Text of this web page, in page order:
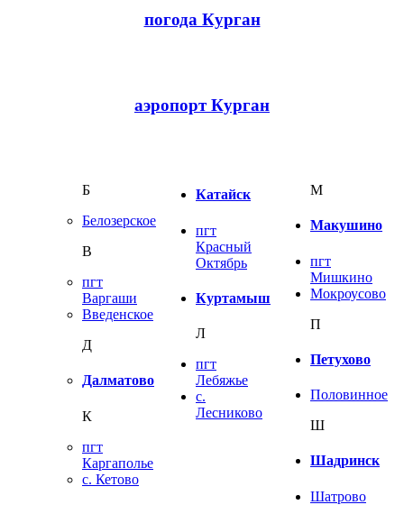
погода Курган
аэропорт Курган
Б
Белозерское
В
пгт
Варгаши
Введенское
Д
Далматово
К
пгт
Каргаполье
с. Кетово
Катайск
пгт
Красный
Октябрь
Куртамыш
Л
пгт
Лебяжье
с.
Лесниково
М
Макушино
пгт
Мишкино
Мокроусово
П
Петухово
Половинное
Ш
Шадринск
Шатрово